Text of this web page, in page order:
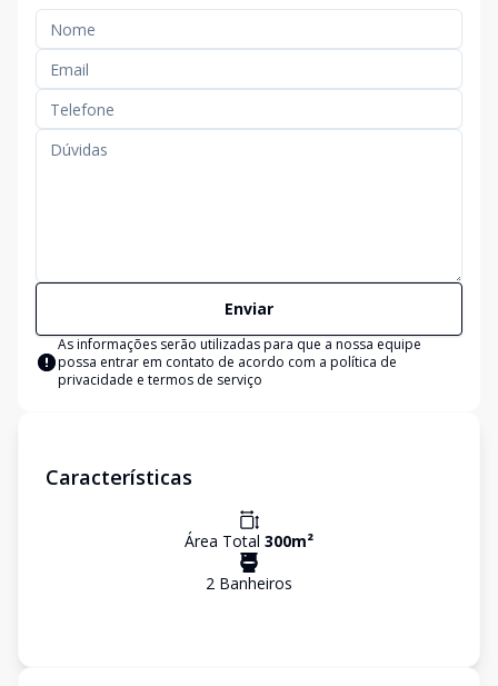
Enviar
As informações serão utilizadas para que a nossa equipe
possa entrar em contato de acordo com a política de
privacidade e termos de serviço
Características
Área Total 300m²
2 Banheiros